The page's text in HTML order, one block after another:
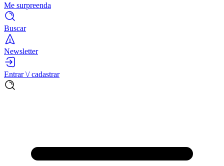
Me surpreenda
Buscar
Newsletter
Entrar \/ cadastrar